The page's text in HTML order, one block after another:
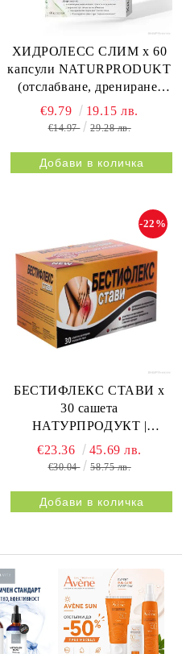
ХИДРОЛЕСС СЛИМ х 60
капсули NATURPRODUKT
(отслабване, дрениране,
метаболизъм)
€9.79 19.15 лв.
€14.97 29.28 лв.
БЕСТИФЛЕКС СТАВИ х
30 сашета
НАТУРПРОДУКТ |
BESTIFLEX JOINTS 30s
NATURPRODUKT
-22%
€23.36 45.69 лв.
€30.04 58.75 лв.